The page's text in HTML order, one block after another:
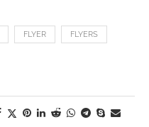
FLYER FLYERS